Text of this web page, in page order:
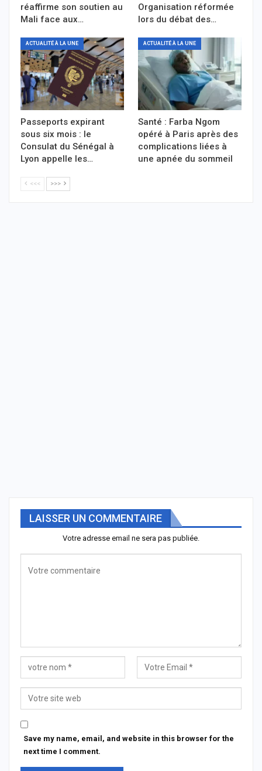
réaffirme son soutien au
Mali face aux…
Organisation réformée
lors du débat des…
ACTUALITÉ À LA UNE
Passeports expirant
sous six mois : le
Consulat du Sénégal à
Lyon appelle les…
ACTUALITÉ À LA UNE
Santé : Farba Ngom
opéré à Paris après des
complications liées à
une apnée du sommeil
<<< >>>
LAISSER UN COMMENTAIRE
Votre adresse email ne sera pas publiée.
Save my name, email, and website in this browser for the
next time I comment.